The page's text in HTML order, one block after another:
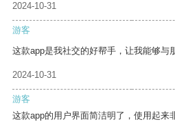
2024-10-31
游客
这款app是我社交的好帮手，让我能够与
2024-10-31
游客
这款app的用户界面简洁明了，使用起来